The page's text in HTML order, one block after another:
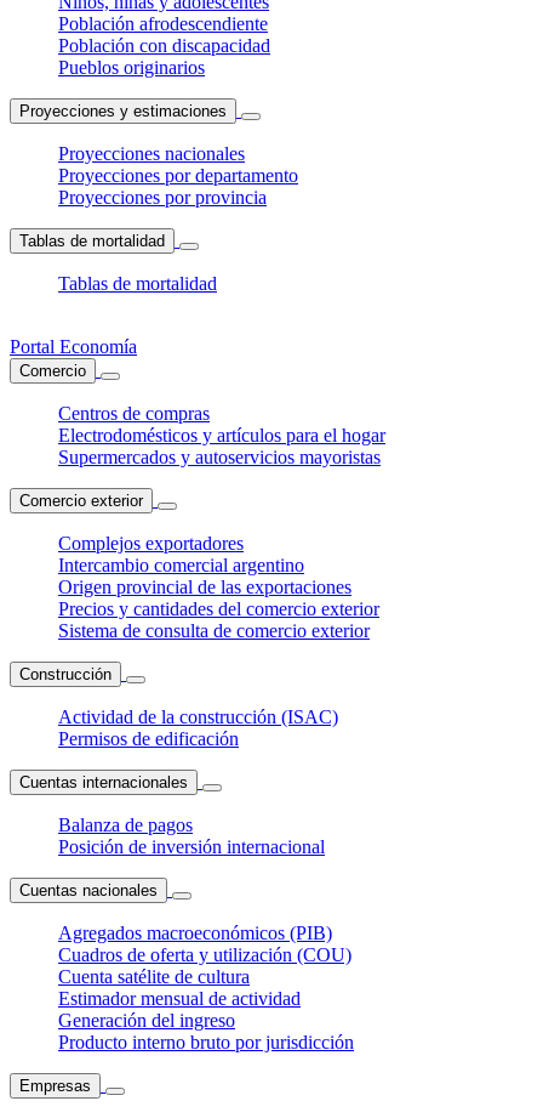
Población afrodescendiente
Población con discapacidad
Pueblos originarios
Proyecciones y estimaciones
Proyecciones nacionales
Proyecciones por departamento
Proyecciones por provincia
Tablas de mortalidad
Tablas de mortalidad
Portal Economía
Comercio
Centros de compras
Electrodomésticos y artículos para el hogar
Supermercados y autoservicios mayoristas
Comercio exterior
Complejos exportadores
Intercambio comercial argentino
Origen provincial de las exportaciones
Precios y cantidades del comercio exterior
Sistema de consulta de comercio exterior
Construcción
Actividad de la construcción (ISAC)
Permisos de edificación
Cuentas internacionales
Balanza de pagos
Posición de inversión internacional
Cuentas nacionales
Agregados macroeconómicos (PIB)
Cuadros de oferta y utilización (COU)
Cuenta satélite de cultura
Estimador mensual de actividad
Generación del ingreso
Producto interno bruto por jurisdicción
Empresas